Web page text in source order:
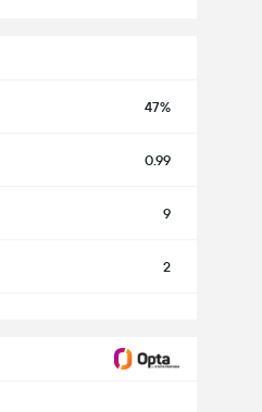
47%
0.99
9
2